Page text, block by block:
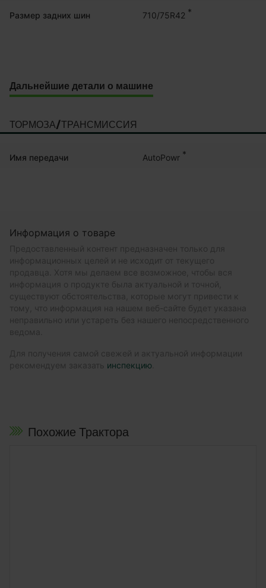
Размер задних шин 710/75R42 *
Дальнейшие детали о машине
ТОРМОЗА/ТРАНСМИССИЯ
Имя передачи AutoPowr *
Информация о товаре
Предоставленный контент предназначен только для
информационных целей и не исходит от текущего
продавца. Хотя мы делаем все возможное, чтобы вся
информация о продукте была актуальной и точной,
существуют обстоятельства, которые могут привести к
тому, что информация на нашем веб-сайте будет указана
неправильно или устареть без нашего непосредственного
ведома.
Для получения самой свежей и актуальной информации
рекомендуем заказать инспекцию
Похожие Трактора